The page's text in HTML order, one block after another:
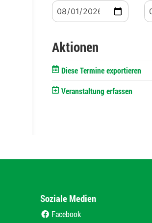
Aktionen
Diese Termine exportieren
Veranstaltung erfassen
Soziale Medien
Facebook